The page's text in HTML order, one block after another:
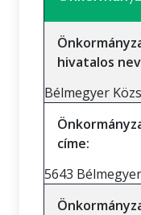
hivatalos
Bélmegyer
címe:
5643